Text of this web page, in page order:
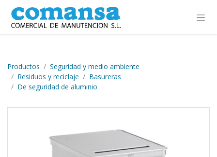
Ir al contenido
Productos
Seguridad y medio ambiente
Residuos y reciclaje
Basureras
De seguridad de aluminio